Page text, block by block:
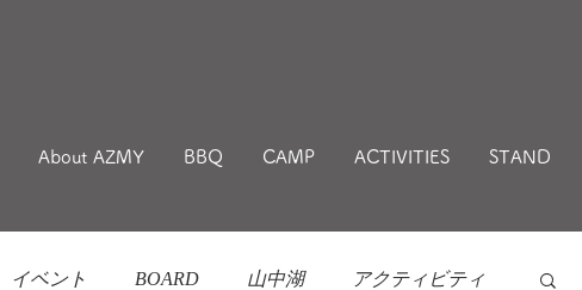
About AZMY BBQ CAMP ACTIVITIES STAND
イベント BOARD 山中湖 アクティビティ